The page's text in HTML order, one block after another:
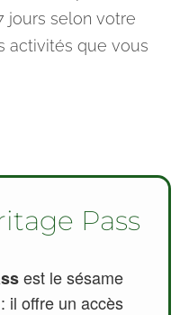
jours selon votre
activités que vous
Pass
est le sésame
il offre un accès